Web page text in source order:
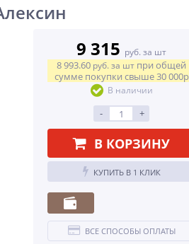
9 315 руб. за шт
8 993.60 руб. за шт при общей
сумме покупки свыше30 000р
В наличии
- +
В КОРЗИНУ
КУПИТЬ В 1 КЛИК
ВСЕ СПОСОБЫ ОПЛАТЫ